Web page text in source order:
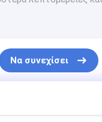
προστασίας από τη
RF αίθουσα
κυψελωτού κυματοδηγού
Να συνεχίσει